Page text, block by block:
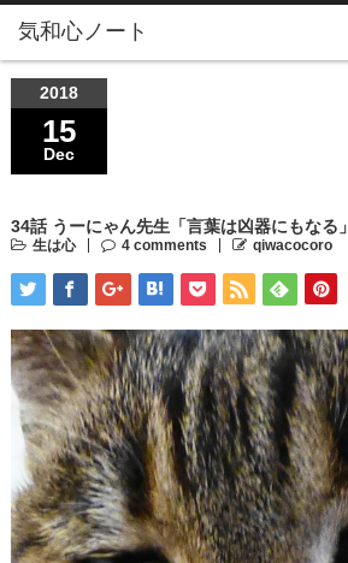
気和心ノート
2018
15
Dec
34話 うーにゃん先生「言葉は凶器にもなる」
生は心 4 comments qiwacocoro